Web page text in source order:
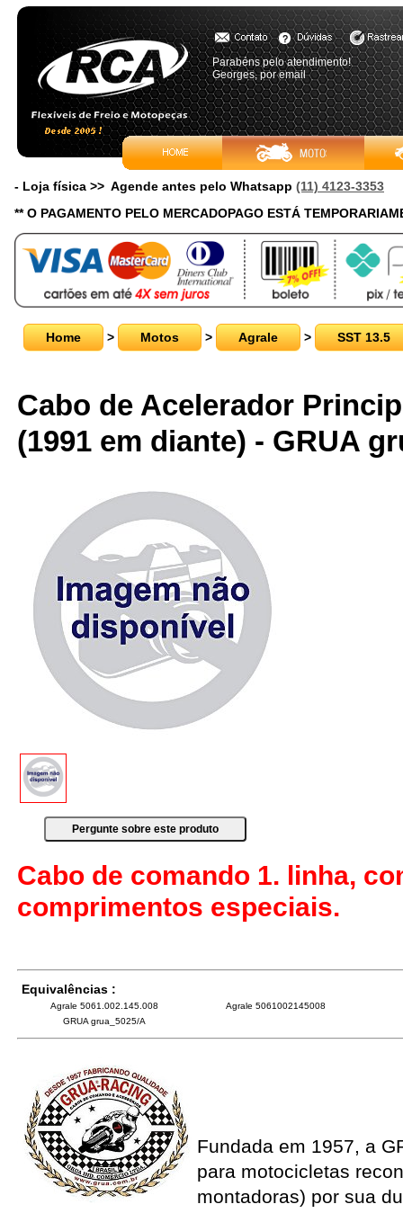
Parabéns pelo atendimento!
Georges, por email
- Loja física >> Agende antes pelo Whatsapp (11) 4123-3353
** O PAGAMENTO PELO MERCADOPAGO ESTÁ
Home > Motos > Agrale > SST 13.5
Cabo de Acelerador
(1991 em diante) - GRUA
Cabo de comando 1. linha,
comprimentos especiais.
Equivalências :
Agrale 5061.002.145.008
Agrale 5061002145008
GRUA grua_5025/A
Fundada em 1957, a
para motocicletas
montadoras) por sua